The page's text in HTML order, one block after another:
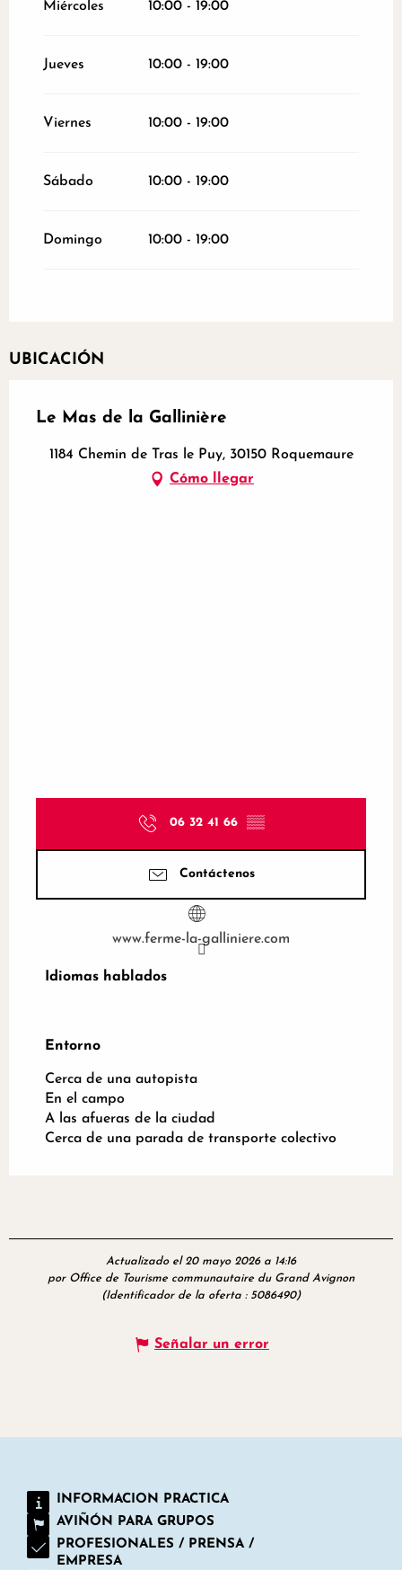
Miércoles 10:00 - 19:00
Jueves 10:00 - 19:00
Viernes 10:00 - 19:00
Sábado 10:00 - 19:00
Domingo 10:00 - 19:00
UBICACIÓN
Le Mas de la Gallinière
1184 Chemin de Tras le Puy, 30150 Roquemaure
Cómo llegar
06 32 41 66 ▒▒
Contáctenos
www.ferme-la-galliniere.com
Idiomas hablados
Idiomas hablados
Entorno
Entorno
Cerca de una autopista
En el campo
A las afueras de la ciudad
Cerca de una parada de transporte colectivo
Actualizado el 20 mayo 2026 a 14:16
por Office de Tourisme communautaire du Grand Avignon
(Identificador de la oferta : 5086490)
Señalar un error
INFORMACION PRACTICA
AVIÑÓN PARA GRUPOS
PROFESIONALES / PRENSA /
EMPRESA